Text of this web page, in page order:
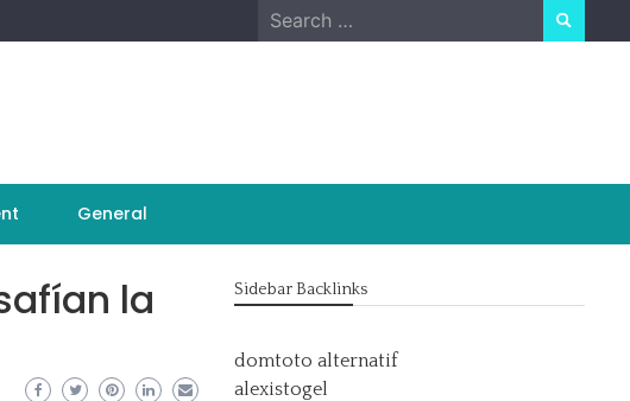
Search
for:
General
la Sidebar Backlinks
domtoto alternatif
alexistogel